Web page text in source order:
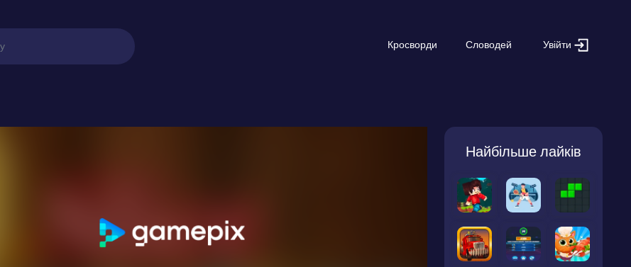
Кросворди Словодей Увійти
Найбільше лайків